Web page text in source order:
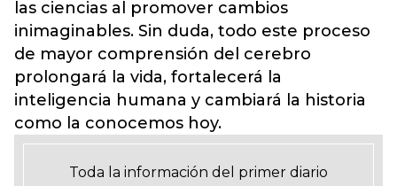
las ciencias al promover cambios
inimaginables. Sin duda, todo este proceso
de mayor comprensión del cerebro
prolongará la vida, fortalecerá la
inteligencia humana y cambiará la historia
como la conocemos hoy.
Toda la información del primer diario